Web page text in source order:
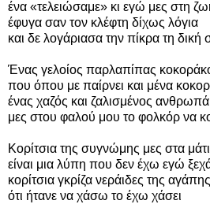
ένα «τελειώσαμε» κι εγώ μες στη
έφυγα σαν τον κλέφτη δίχως λόγια
και δε λογάριασα την πίκρα τη δική
Ένας γελοίος παρλαπίπας
που όπου με παίρνει και μένα
ένας χαζός και ζαλισμένος
μες στου φαλού μου το φολκόρ να
Κορίτσια της συγνώμης μες στα
είναι μια λύπη που δεν έχω εγώ
κορίτσια γκρίζα νεράιδες της αγάπης
ότι ήτανε να χάσω το έχω χάσει